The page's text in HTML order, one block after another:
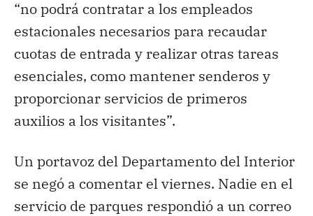
“no podrá contratar a los empleados
estacionales necesarios para recaudar
cuotas de entrada y realizar otras tareas
esenciales, como mantener senderos y
proporcionar servicios de primeros
auxilios a los visitantes”.
Un portavoz del Departamento del Interior
se negó a comentar el viernes. Nadie en el
servicio de parques respondió a un correo